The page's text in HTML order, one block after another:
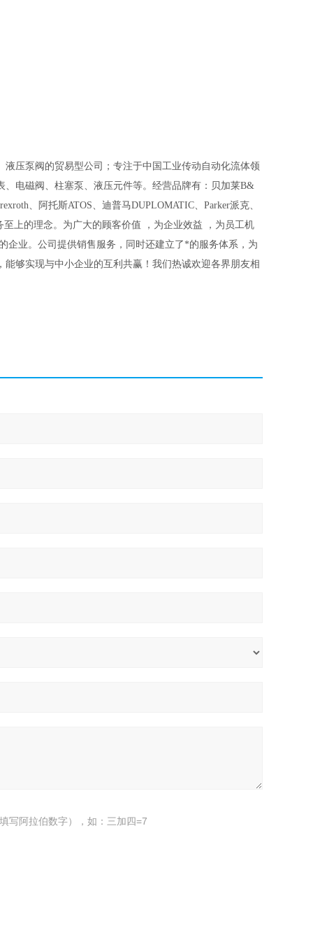
压泵阀的贸易型公司；专注于中国工业传动自动化流体领
电磁阀、柱塞泵、液压元件等。经营品牌有：贝加莱B&
、阿托斯ATOS、迪普马DUPLOMATIC、Parker派克、
上的理念。为广大的顾客价值 ，为企业效益 ，为员工机
企业。公司提供销售服务，同时还建立了*的服务体系，为
够实现与中小企业的互利共赢！我们热诚欢迎各界朋友相
写阿拉伯数字），如：三加四=7